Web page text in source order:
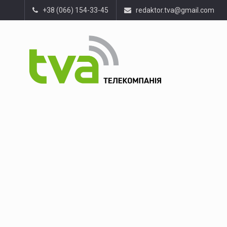
+38 (066) 154-33-45 redaktor.tva@gmail.com